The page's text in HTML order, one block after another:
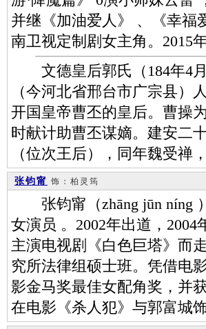
并继《加油爱人》 、《幸福
南卫视定制剧女主角。
文德皇后郭氏（184年4月
（今河北省邢台市广宗县）
开国皇帝曹丕的皇后。曹操
时献计助曹丕谋嫡。建安二
（位次王后），同年魏受
张钧甯 饰：柏灵筠
张钧甯（zhāng jūn níng
女演员 。2002年出道，
主演电视剧《白色巨塔》而
究所法律组硕士班。凭借电
影金马奖最佳女配角奖，并
在电影《杀人犯》与郭富